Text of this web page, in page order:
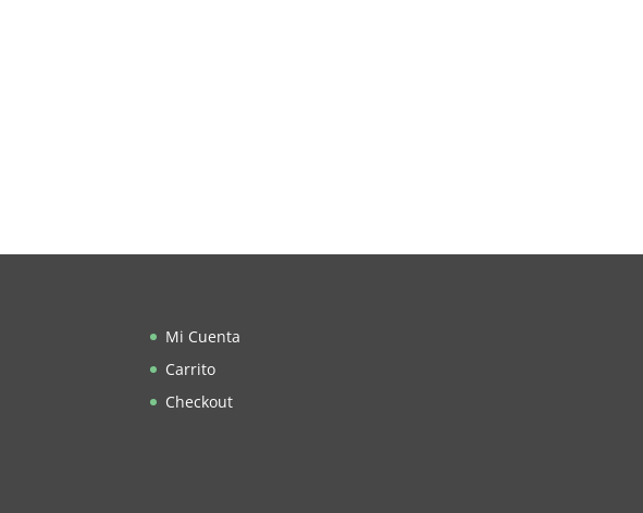
Mi Cuenta
Carrito
Checkout